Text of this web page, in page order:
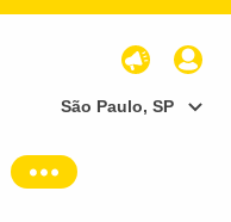
São Paulo, SP